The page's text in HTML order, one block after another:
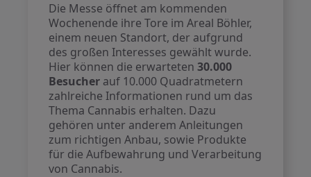
Die Messe öffnet am kommenden
Wochenende ihre Tore im Areal Böhler,
einem neuen Standort, der aufgrund
des großen Interesses gewählt wurde.
Hier können die erwarteten30.000
Besucher auf 10.000 Quadratmetern
zahlreiche Informationen rund um das
Thema Cannabis erhalten. Dazu
gehören unter anderem Anleitungen
zum richtigen Anbau, sowie Produkte
für die Aufbewahrung und Verarbeitung
von Cannabis.